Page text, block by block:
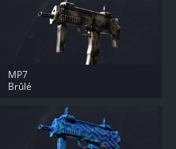
MP7
Brûlé